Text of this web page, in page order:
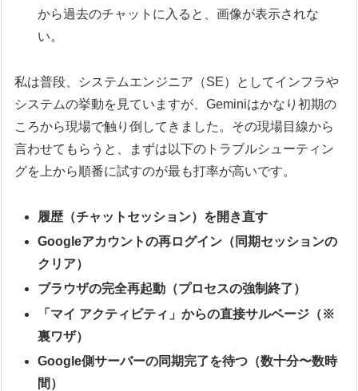
から過去のチャットに入ると、画像が表示されな
い。
私は普段、システムエンジニア（SE）としてインフラや
システムの挙動を見ていますが、Geminiはかなり初期の
ころから現場で触り倒してきました。その現場目線から
言わせてもらうと、まずは以下のトラブルシューティン
グを上から順番に試すのが最も打率が高いです。
履歴（チャットセッション）を開き直す
Googleアカウントの再ログイン（同期セッションの
クリア）
ブラウザの完全再起動（プロセスの強制終了）
「マイ アクティビティ」からの直接サルベージ（※
裏ワザ）
Google側サーバーの同期完了を待つ（数十分〜数時
間）